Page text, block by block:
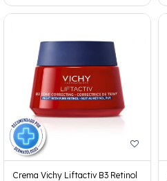
Crema Vichy Liftactiv B3 Retinol